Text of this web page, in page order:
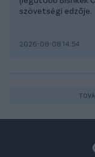
szövetségi edzője.
2026-08-08 14:54